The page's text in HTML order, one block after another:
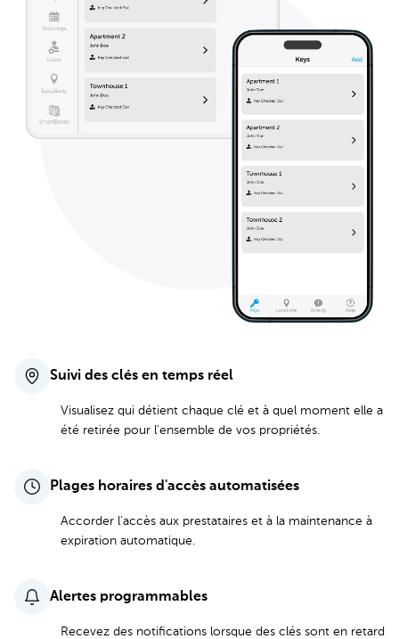
Suivi des clés en temps réel
Visualisez qui détient chaque clé et à quel moment elle a
été retirée pour l'ensemble de vos propriétés.
Plages horaires d'accès automatisées
Accorder l'accès aux prestataires et à la maintenance à
expiration automatique.
Alertes programmables
Recevez des notifications lorsque des clés sont en retard